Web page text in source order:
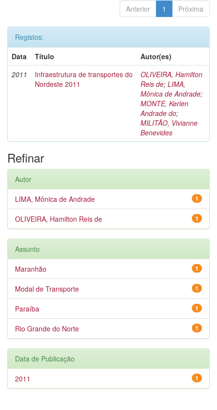
Anterior 1 Próxima
Registos:
Data
Título
Autor(es)
2011
Infraestrutura de transportes do
Nordeste 2011
OLIVEIRA, Hamilton
Reis de; LIMA,
Mônica de Andrade;
MONTE, Kerlen
Andrade do;
MILITÃO, Vivianne
Benevides
Refinar
Autor
1
LIMA, Mônica de Andrade
1
OLIVEIRA, Hamilton Reis de
Assunto
1
Maranhão
1
Modal de Transporte
1
Paraíba
1
Rio Grande do Norte
Data de Publicação
1
2011